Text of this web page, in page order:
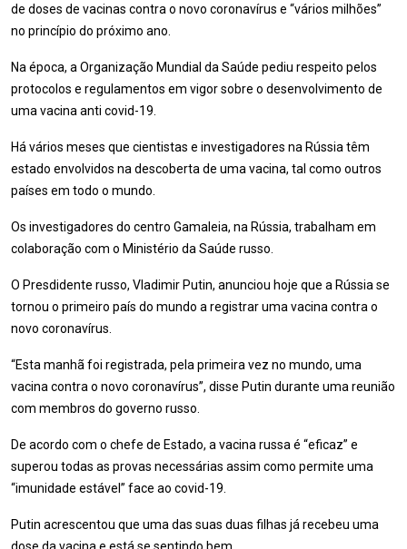
de doses de vacinas contra o novo coronavírus e “vários milhões”
no princípio do próximo ano.
Na época, a Organização Mundial da Saúde pediu respeito pelos
protocolos e regulamentos em vigor sobre o desenvolvimento de
uma vacina anti covid-19.
Há vários meses que cientistas e investigadores na Rússia têm
estado envolvidos na descoberta de uma vacina, tal como outros
países em todo o mundo.
Os investigadores do centro Gamaleia, na Rússia, trabalham em
colaboração com o Ministério da Saúde russo.
O Presdidente russo, Vladimir Putin, anunciou hoje que a Rússia se
tornou o primeiro país do mundo a registrar uma vacina contra o
novo coronavírus.
“Esta manhã foi registrada, pela primeira vez no mundo, uma
vacina contra o novo coronavírus”, disse Putin durante uma reunião
com membros do governo russo.
De acordo com o chefe de Estado, a vacina russa é “eficaz” e
superou todas as provas necessárias assim como permite uma
“imunidade estável” face ao covid-19.
Putin acrescentou que uma das suas duas filhas já recebeu uma